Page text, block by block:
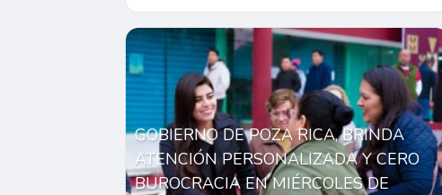
GOBIERNO DE POZA RICA, BRINDA
ATENCIÓN PERSONALIZADA Y CERO
BUROCRACIA EN MIÉRCOLES DE